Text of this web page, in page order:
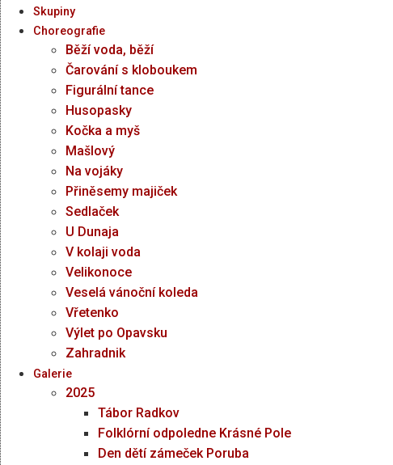
Skupiny
Choreografie
Běží voda, běží
Čarování s kloboukem
Figurální tance
Husopasky
Kočka a myš
Mašlový
Na vojáky
Přiněsemy majiček
Sedlaček
U Dunaja
V kolaji voda
Velikonoce
Veselá vánoční koleda
Vřetenko
Výlet po Opavsku
Zahradnik
Galerie
2025
Tábor Radkov
Folklórní odpoledne Krásné Pole
Den dětí zámeček Poruba